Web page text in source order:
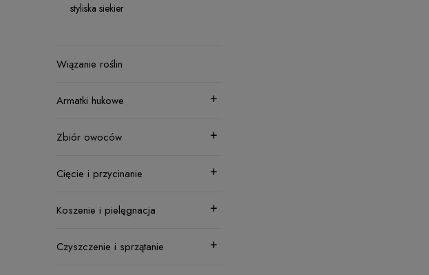
styliska siekier
Wiązanie roślin
Armatki hukowe
Zbiór owoców
Cięcie i przycinanie
Koszenie i pielęgnacja
Czyszczenie i sprzątanie